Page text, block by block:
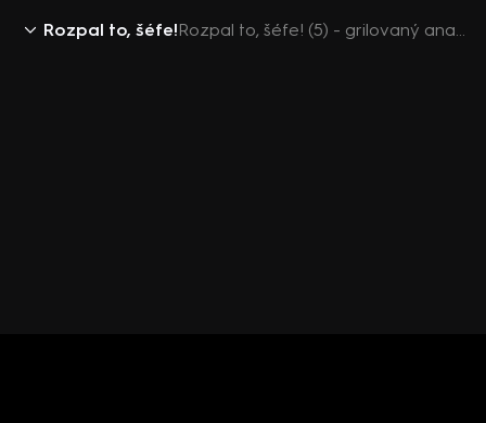
Rozpal to, šéfe! Rozpal to, šéfe! (5) - grilovaný ananas